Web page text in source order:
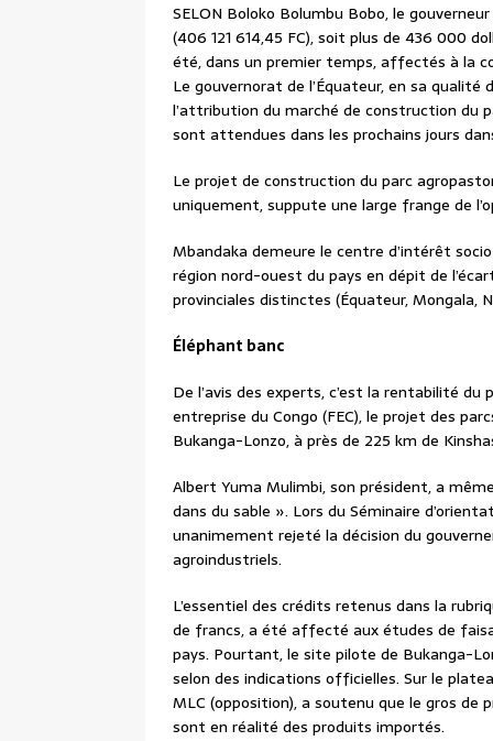
SELON Boloko Bolumbu Bobo, le
(406 121 614,45 FC), soit plus de 436 000
été, dans un premier temps, affectés à la
Le gouvernorat de l’Équateur, en sa qualité
l’attribution du marché de construction du
sont attendues dans les prochains jours
Le projet de construction du parc
uniquement, suppute une large frange de
Mbandaka demeure le centre d’intérêt
région nord-ouest du pays en dépit de
provinciales distinctes (Équateur, Mongala,
Éléphant banc
De l’avis des experts, c’est la rentabilité
entreprise du Congo (FEC), le projet des
Bukanga-Lonzo, à près de 225 km de
Albert Yuma Mulimbi, son président, a
dans du sable ». Lors du Séminaire
unanimement rejeté la décision du
agroindustriels.
L’essentiel des crédits retenus dans la
de francs, a été affecté aux études de
pays. Pourtant, le site pilote de Bukanga-
selon des indications officielles. Sur le
MLC (opposition), a soutenu que le gros de
sont en réalité des produits importés.